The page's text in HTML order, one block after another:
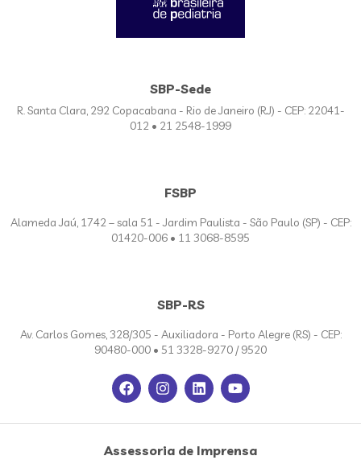
SBP-Sede
R. Santa Clara, 292 Copacabana - Rio de Janeiro (RJ) - CEP: 22041-
012 • 21 2548-1999
FSBP
Alameda Jaú, 1742 – sala 51 - Jardim Paulista - São Paulo (SP) - CEP:
01420-006 • 11 3068-8595
SBP-RS
Av. Carlos Gomes, 328/305 - Auxiliadora - Porto Alegre (RS) - CEP:
90480-000 • 51 3328-9270 / 9520
Assessoria de Imprensa